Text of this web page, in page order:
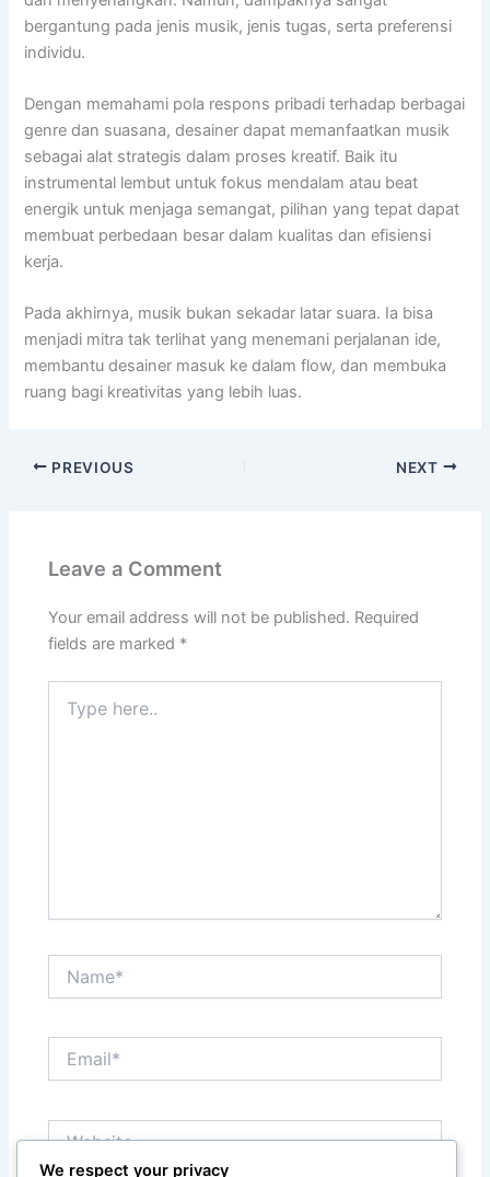
bergantung pada jenis musik, jenis tugas, serta preferensi
individu.
Dengan memahami pola respons pribadi terhadap berbagai
genre dan suasana, desainer dapat memanfaatkan musik
sebagai alat strategis dalam proses kreatif. Baik itu
instrumental lembut untuk fokus mendalam atau beat
energik untuk menjaga semangat, pilihan yang tepat dapat
membuat perbedaan besar dalam kualitas dan efisiensi
kerja.
Pada akhirnya, musik bukan sekadar latar suara. Ia bisa
menjadi mitra tak terlihat yang menemani perjalanan ide,
membantu desainer masuk ke dalam flow, dan membuka
ruang bagi kreativitas yang lebih luas.
PREVIOUS NEXT
Leave a Comment
Your email address will not be published. Required
fields are marked *
here..
We respect your privacy